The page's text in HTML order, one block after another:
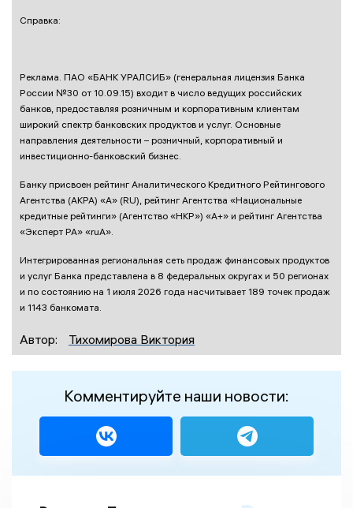
Справка:
Реклама. ПАО «БАНК УРАЛСИБ» (генеральная лицензия Банка
России №30 от 10.09.15) входит в число ведущих российских
банков, предоставляя розничным и корпоративным клиентам
широкий спектр банковских продуктов и услуг. Основные
направления деятельности – розничный, корпоративный и
инвестиционно-банковский бизнес.
Банку присвоен рейтинг Аналитического Кредитного Рейтингового
Агентства (АКРА) «А» (RU), рейтинг Агентства «Национальные
кредитные рейтинги» (Агентство «НКР») «А+» и рейтинг Агентства
«Эксперт РА» «ruА».
Интегрированная региональная сеть продаж финансовых продуктов
и услуг Банка представлена в 8 федеральных округах и 50 регионах
и по состоянию на 1 июля 2026 года насчитывает 189 точек продаж
и 1143 банкомата.
Автор: Тихомирова Виктория
Комментируйте наши новости: